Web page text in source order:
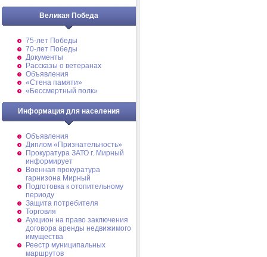
Великая Победа
75-лет Победы
70-лет Победы
Документы
Рассказы о ветеранах
Объявления
«Стена памяти»
«Бессмертный полк»
Информация для населения
Объявления
Диплом «Признательность»
Прокуратура ЗАТО г. Мирный
информирует
Военная прокуратура
гарнизона Мирный
Подготовка к отопительному
периоду
Защита потребителя
Торговля
Аукцион на право заключения
договора аренды недвижимого
имущества
Реестр муниципальных
маршрутов